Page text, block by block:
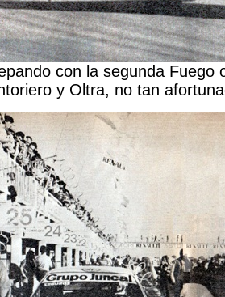
con la segunda Fuego
y Oltra, no tan